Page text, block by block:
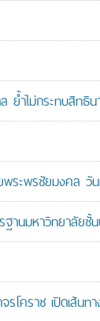
ย้ำไม่กระทบสิทธิ
ระพรชัยมงคล วั
นมหาวิทยาลัย
โคราช เปิดเส้น